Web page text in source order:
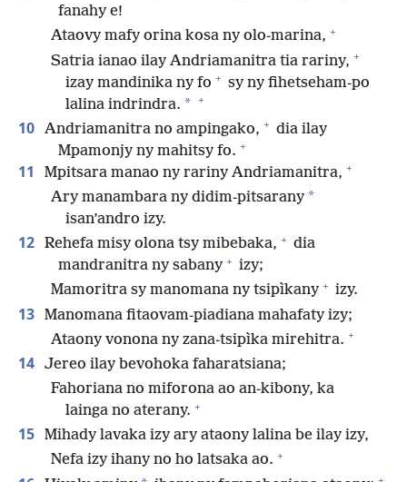
fanahy e!
Ataovy mafy orina kosa ny olo-marina, +
Satria ianao ilay Andriamanitra tia rariny, +
izay mandinika ny fo + sy ny fihetseham-po
lalina indrindra. * +
10 Andriamanitra no ampingako, + dia ilay
Mpamonjy ny mahitsy fo. +
11 Mpitsara manao ny rariny Andriamanitra, +
Ary manambara ny didim-pitsarany *
isan’andro izy.
12 Rehefa misy olona tsy mibebaka, + dia
mandranitra ny sabany + izy;
Mamoritra sy manomana ny tsipìkany + izy.
13 Manomana fitaovam-piadiana mahafaty izy;
Ataony vonona ny zana-tsipìka mirehitra. +
14 Jereo ilay bevohoka faharatsiana;
Fahoriana no miforona ao an-kibony, ka
lainga no aterany. +
15 Mihady lavaka izy ary ataony lalina be ilay izy,
Nefa izy ihany no ho latsaka ao. +